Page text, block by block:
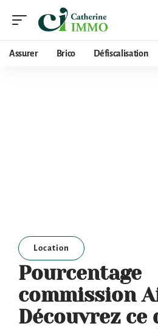
Assurer Brico Défiscalisation
Location
Pourcentage
commission
Découvrez ce